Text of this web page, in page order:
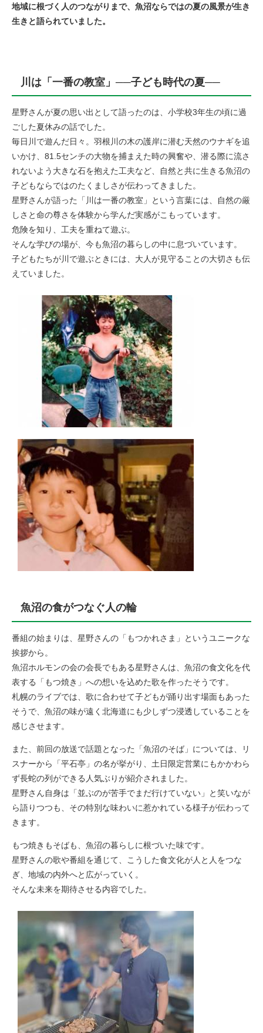
地域に根づく人のつながりまで、魚沼ならではの夏の風景が生き
生きと語られていました。​
川は「一番の教室」──子ども時代の夏──
星野さんが夏の思い出として語ったのは、小学校3年生の頃に過
ごした夏休みの話でした。
毎日川で遊んだ日々。羽根川の木の護岸に潜む天然のウナギを追
いかけ、81.5センチの大物を捕まえた時の興奮や、潜る際に流さ
れないよう大きな石を抱えた工夫など、自然と共に生きる魚沼の
子どもならではのたくましさが伝わってきました。
星野さんが語った「川は一番の教室」という言葉には、自然の厳
しさと命の尊さを体験から学んだ実感がこもっています。
危険を知り、工夫を重ねて遊ぶ。
そんな学びの場が、今も魚沼の暮らしの中に息づいています。
子どもたちが川で遊ぶときには、大人が見守ることの大切さも伝
えていました。
魚沼の食がつなぐ人の輪
番組の始まりは、星野さんの「もつかれさま」というユニークな
挨拶から。
魚沼ホルモンの会の会長でもある星野さんは、魚沼の食文化を代
表する「もつ焼き」への想いを込めた歌を作ったそうです。
札幌のライブでは、歌に合わせて子どもが踊り出す場面もあった
そうで、魚沼の味が遠く北海道にも少しずつ浸透していることを
感じさせます。
また、前回の放送で話題となった「魚沼のそば」については、リ
スナーから「平石亭」の名が挙がり、土日限定営業にもかかわら
ず長蛇の列ができる人気ぶりが紹介されました。
星野さん自身は「並ぶのが苦手でまだ行けていない」と笑いなが
ら語りつつも、その特別な味わいに惹かれている様子が伝わって
きます。
もつ焼きもそばも、魚沼の暮らしに根づいた味です。
星野さんの歌や番組を通じて、こうした食文化が人と人をつな
ぎ、地域の内外へと広がっていく。
そんな未来を期待させる内容でした。